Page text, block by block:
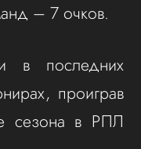
– 7 очков.
в последних
проиграв
сезона в РПЛ